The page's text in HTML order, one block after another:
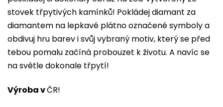
stovek třpytivých kamínků! Pokládej diamant za
diamantem na lepkavé plátno označené symboly a
obdivuj hru barev i svůj vybraný motiv, který se před
tebou pomalu začíná probouzet k životu. A navíc se
na světle dokonale třpytí!
Výroba vČR!
0,0
z
5
hvězdiček.